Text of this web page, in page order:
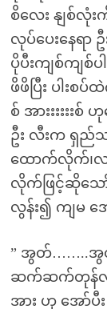
စိလေး နျစ်လုံ
လုပ်ပေးနေရာ
ပိုပီးကျစ်ကျ
ဖိဖိပြီး ပါးစ
စ် အားးးးးး
ဦး လီးက ရှည်
ထောက်လိုက်၊လ
လိုက်ဖြင့်ဆိုသော်
လွန်း၍ ကျမ
” အွတ်……..အွ
ဆက်ဆက်တုန်လာ
အား ဟု အော်